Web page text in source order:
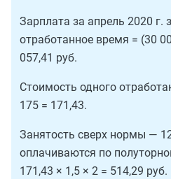
Зарплата за апрель 2020 г.
отработанное время = (30
057,41 руб.
Стоимость одного
175 = 171,43.
Занятость сверх нормы —
оплачиваются по
171,43 × 1,5 × 2 = 514,29 руб.